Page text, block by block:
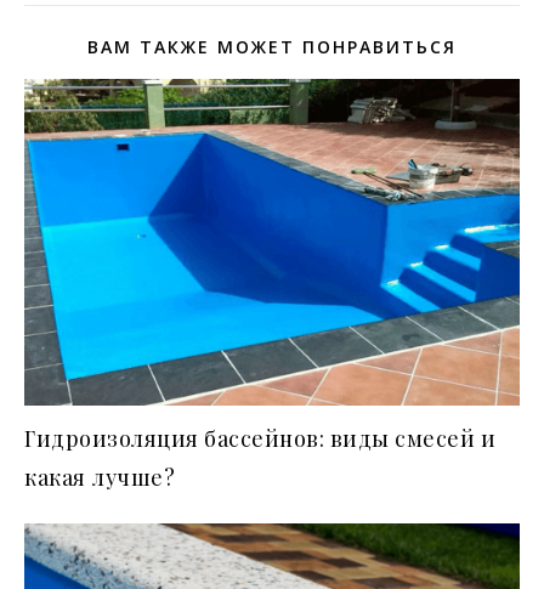
ВАМ ТАКЖЕ МОЖЕТ ПОНРАВИТЬСЯ
Гидроизоляция бассейнов: виды смесей и
какая лучше?